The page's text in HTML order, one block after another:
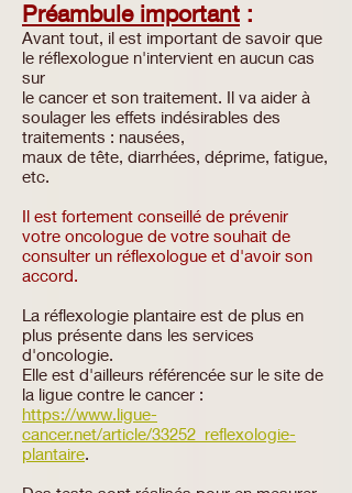
Préambule important :
Avant tout, il est important de savoir que
le réflexologue n'intervient en aucun cas
sur
le cancer et son traitement. Il va aider à
soulager les effets indésirables des
traitements : nausées,
maux de tête, diarrhées, déprime, fatigue,
etc.
Il est fortement conseillé de prévenir
votre oncologue de votre souhait de
consulter un réflexologue et d'avoir son
accord.
La réflexologie plantaire est de plus en
plus présente dans les services
d'oncologie.
Elle est d'ailleurs référencée sur le site de
la ligue contre le cancer :
https://www.ligue-
cancer.net/article/33252_reflexologie-
plantaire.